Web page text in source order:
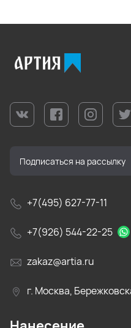
+7(495) 627-77-11
+7(926) 544-22-25
zakaz@artia.ru
г. Москва,